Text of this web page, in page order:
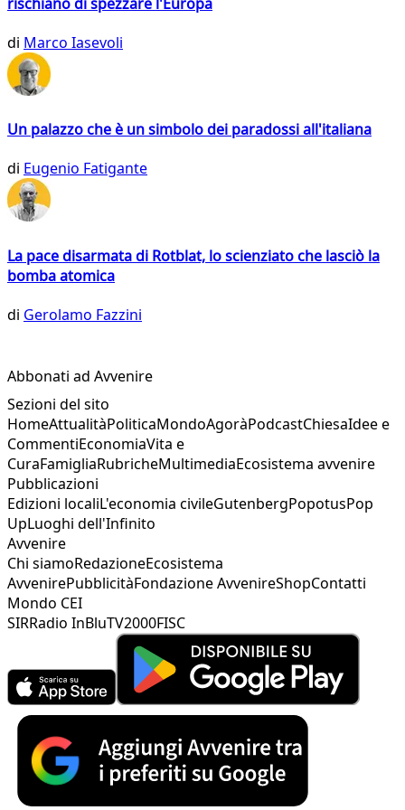
di Marco Iasevoli
Un palazzo che è un simbolo dei paradossi all'italiana
di Eugenio Fatigante
La pace disarmata di Rotblat, lo scienziato che lasciò la
bomba atomica
di Gerolamo Fazzini
Abbonati ad Avvenire
Sezioni del sito
HomeAttualitàPoliticaMondoAgoràPodcastChiesaIdee e
CommentiEconomiaVita e
CuraFamigliaRubricheMultimediaEcosistema avvenire
Pubblicazioni
Edizioni localiL'economia civileGutenbergPopotusPop
UpLuoghi dell'Infinito
Avvenire
Chi siamoRedazioneEcosistema
AvvenirePubblicitàFondazione AvvenireShopContatti
Mondo CEI
SIRRadio InBluTV2000FISC